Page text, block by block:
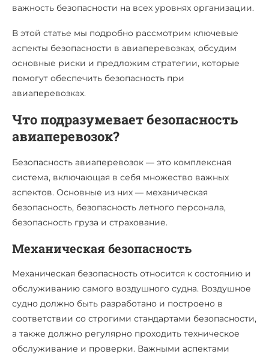
важность безопасности на всех уровнях организации.
В этой статье мы подробно рассмотрим ключевые
аспекты безопасности в авиаперевозках, обсудим
основные риски и предложим стратегии, которые
помогут обеспечить безопасность при
авиаперевозках.
Что подразумевает безопасность
авиаперевозок?
Безопасность авиаперевозок — это комплексная
система, включающая в себя множество важных
аспектов. Основные из них — механическая
безопасность, безопасность летного персонала,
безопасность груза и страхование.
Механическая безопасность
Механическая безопасность относится к состоянию и
обслуживанию самого воздушного судна. Воздушное
судно должно быть разработано и построено в
соответствии со строгими стандартами безопасности,
а также должно регулярно проходить техническое
обслуживание и проверки. Важными аспектами